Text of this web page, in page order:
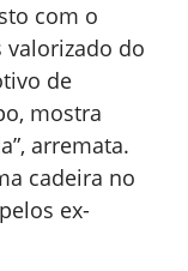
com o
do
de
mostra
arremata.
cadeira no
ex-